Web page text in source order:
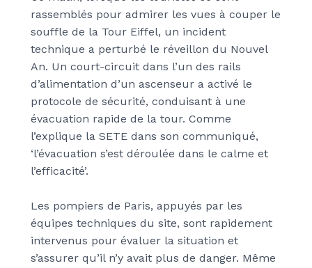
rassemblés pour admirer les vues à couper le
souffle de la Tour Eiffel, un incident
technique a perturbé le réveillon du Nouvel
An. Un court-circuit dans l’un des rails
d’alimentation d’un ascenseur a activé le
protocole de sécurité, conduisant à une
évacuation rapide de la tour. Comme
l’explique la SETE dans son communiqué,
‘l’évacuation s’est déroulée dans le calme et
l’efficacité’.
Les pompiers de Paris, appuyés par les
équipes techniques du site, sont rapidement
intervenus pour évaluer la situation et
s’assurer qu’il n’y avait plus de danger. Même